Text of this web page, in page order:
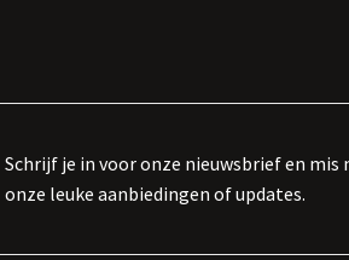
Schrijf je in voor onze nieuwsbrief en mis
onze leuke aanbiedingen of updates.